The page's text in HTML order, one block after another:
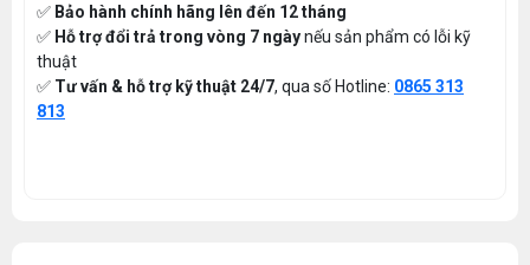
✅ Bảo hành chính hãng lên đến 12 tháng
✅ Hỗ trợ đổi trả trong vòng 7 ngàynếu sản phẩm có lỗi kỹ
thuật
✅ Tư vấn & hỗ trợ kỹ thuật 24/7, qua số Hotline: 0865 313
813